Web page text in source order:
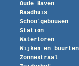
Oude Haven
Raadhuis
Schoolgebouwen
Station
Watertoren
Wijken en buurten
Zonnestraal